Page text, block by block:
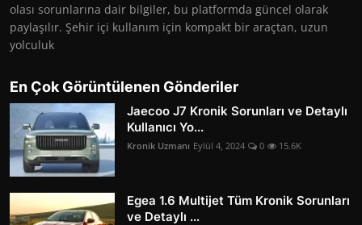
olası sorunlarına dair bilgiler, bu platformda güncel olarak
paylaşılır. Şehir içi kullanım için kompakt bir araçtan, uzun
yolculuk
En Çok Görüntülenen Gönderiler
Jaecoo J7 Kronik Sorunları ve Detaylı
Kullanıcı Yo...
Kronik Uzmanı Eylül 4, 2024 0 15.6K
Egea 1.6 Multijet Tüm Kronik Sorunları
ve Detaylı ...